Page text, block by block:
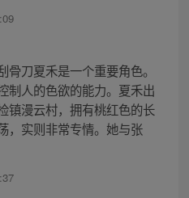
刀夏禾是一个重要角色。
制人的色欲的能力。夏禾出
镇漫云村，拥有桃红色的长
，实则非常专情。她与张